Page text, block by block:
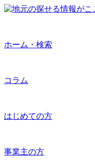
ホーム・検索
コラム
はじめての方
事業主の方